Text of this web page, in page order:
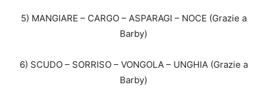
5) MANGIARE – CARGO – ASPARAGI – NOCE (Grazie a
Barby)
6) SCUDO – SORRISO – VONGOLA – UNGHIA (Grazie a
Barby)